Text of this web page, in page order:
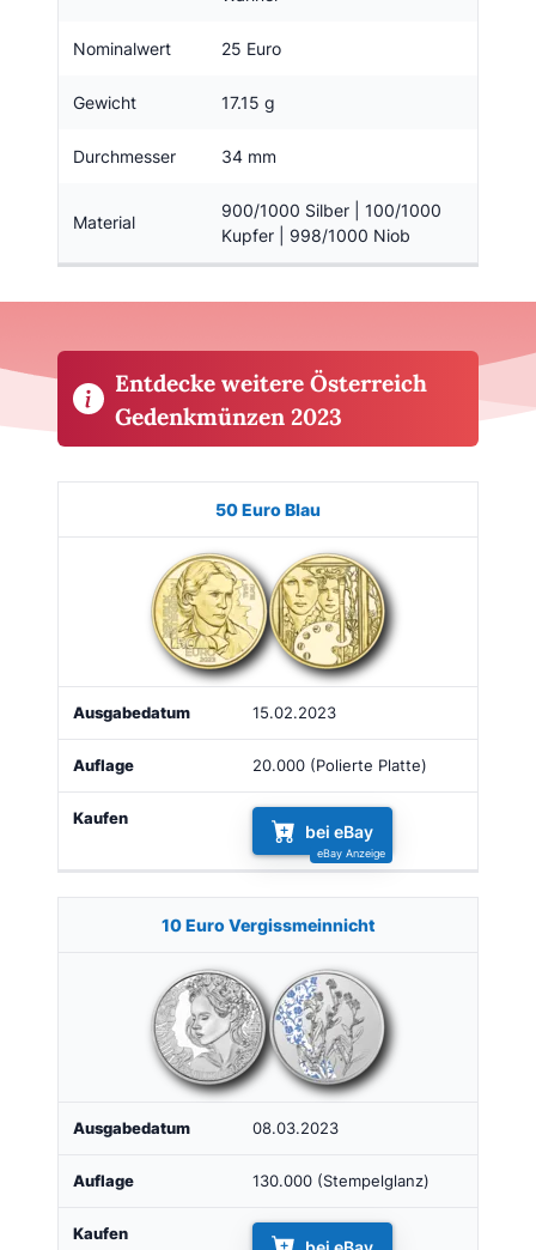
Nominalwert 25 Euro
Gewicht 17.15 g
Durchmesser 34 mm
Material
900/1000 Silber | 100/1000
Kupfer | 998/1000 Niob
Entdecke weitere Österreich
Gedenkmünzen 2023
Ausgabe Auflage
50 Euro Blau
15.02.2023
20.000 (Polierte Platte)
bei eBay
10 Euro Vergissmeinnicht
08.03.2023
130.000 (Stempelglanz)